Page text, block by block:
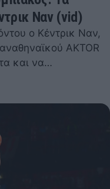
Ναν (vid)
ο Κέντρικ Ναν,
AKTOR
και να…